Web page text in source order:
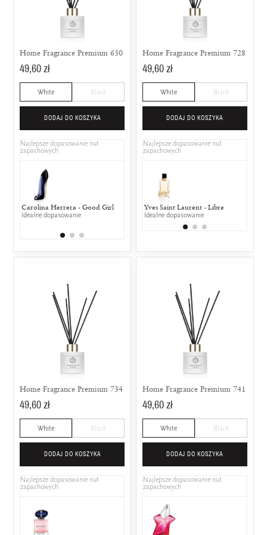
Home Fragrance Premium 630
49,60 zł
White Black
DODAJ DO KOSZYKA
Najlepsze dopasowanie nut
zapachowych
Carolina Herrera - Good Girl
Idealne dopasowanie
Naomi Campbell - Naomi
Campbell
25% wspólnych nut zapachowych
Home Fragrance Premium 728
49,60 zł
White Black
DODAJ DO KOSZYKA
Najlepsze dopasowanie nut
zapachowych
Yves Saint Laurent - Libre
Idealne dopasowanie
Home Fragrance Premium 734
49,60 zł
White Black
DODAJ DO KOSZYKA
Najlepsze dopasowanie nut
zapachowych
Home Fragrance Premium 741
49,60 zł
White Black
DODAJ DO KOSZYKA
Najlepsze dopasowanie nut
zapachowych